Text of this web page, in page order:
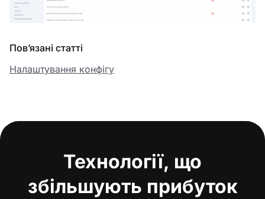
Пов’язані статті
Налаштування конфігу
Технології, що
збільшують прибуток